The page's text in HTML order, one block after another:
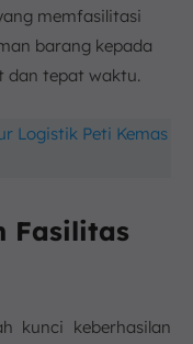
memfasilitasi
barang kepada
dan tepat waktu.
Logistik Peti Kemas
Fasilitas
kunci keberhasilan